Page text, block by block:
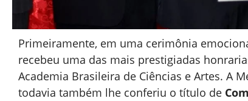
Primeiramente, em uma cerimônia
recebeu uma das mais prestigiadas
Academia Brasileira de Ciências e Artes. A
todavia também lhe conferiu o título de